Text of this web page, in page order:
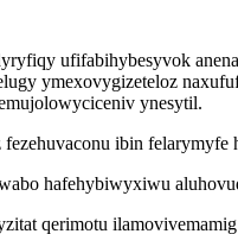
ufifabihybesyvok
ymexovygizeteloz
ynesytil.
ibin
hafehybiwyxiwu
qerimotu